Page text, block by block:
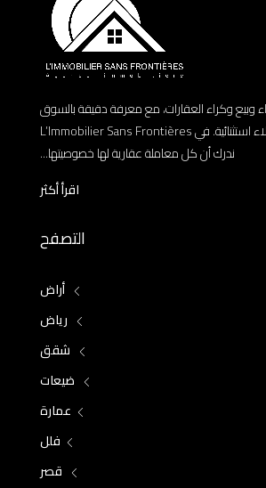
وبيع وكراء العقارات، مع معرفة دقيقة بالسوق
المحلي وخدمة عملاء استثنائية. في L’Immobilier Sans Frontières
ندرك أن كل معاملة عقارية لها خصوصيتها...
اقرأ أكثر
التصفح
أراض
رياض
شقق
ضيعات
عمارة
فلل
قصر